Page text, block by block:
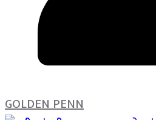
GOLDEN PENN